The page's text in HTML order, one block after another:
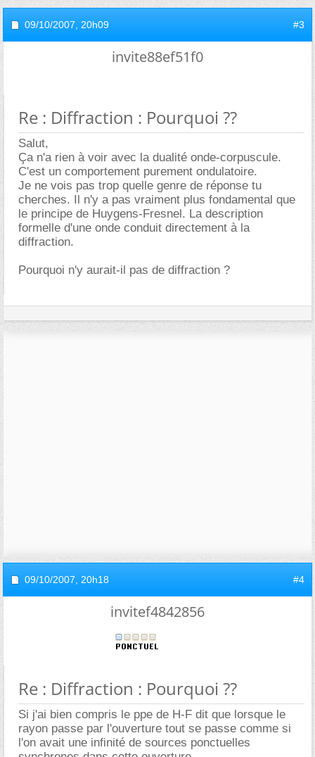
09/10/2007, 20h09 #3
invite88ef51f0
Re : Diffraction : Pourquoi ??
Salut,
Ça n'a rien à voir avec la dualité onde-corpuscule.
C'est un comportement purement ondulatoire.
Je ne vois pas trop quelle genre de réponse tu
cherches. Il n'y a pas vraiment plus fondamental que
le principe de Huygens-Fresnel. La description
formelle d'une onde conduit directement à la
diffraction.
Pourquoi n'y aurait-il pas de diffraction ?
09/10/2007, 20h18 #4
invitef4842856
Re : Diffraction : Pourquoi ??
Si j'ai bien compris le ppe de H-F dit que lorsque le
rayon passe par l'ouverture tout se passe comme si
l'on avait une infinité de sources ponctuelles